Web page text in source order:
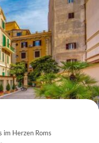
Auf der Karte anzeigen
im Herzen Roms